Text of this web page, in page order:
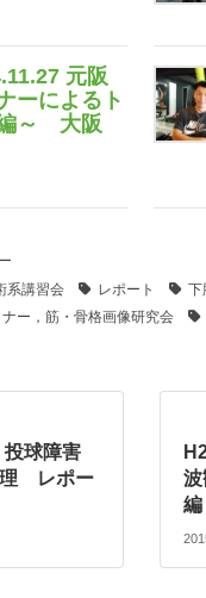
元阪
ーによるト
編～ 大阪
系講習会 レポート 下
ー，筋・骨格画像研究会
球障害
理 レポー